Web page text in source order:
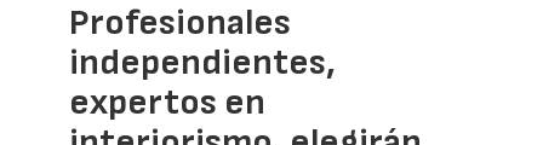
Profesionales
independientes,
expertos en